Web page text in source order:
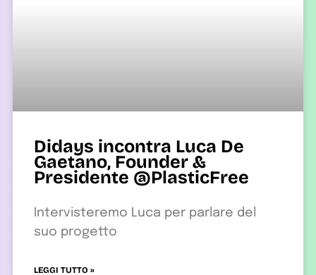
Didays incontra Luca De
Gaetano, Founder &
Presidente @PlasticFree
Intervisteremo Luca per parlare del
suo progetto
LEGGI TUTTO »